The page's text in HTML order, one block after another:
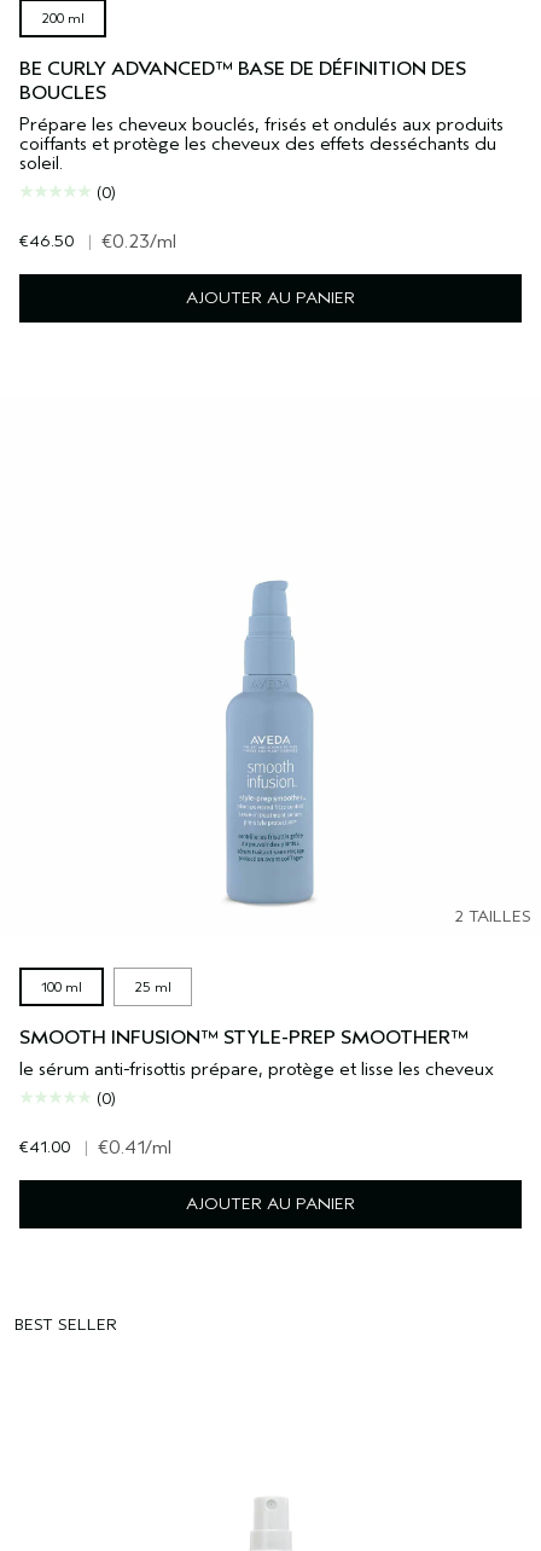
200 ml
BE CURLY ADVANCED™ BASE DE DÉFINITION DES
BOUCLES
Prépare les cheveux bouclés, frisés et ondulés aux produits
coiffants et protège les cheveux des effets desséchants du
soleil.
(0)
€46.50 | €0.23/ml
AJOUTER AU PANIER
2 TAILLES
100 ml 25 ml
SMOOTH INFUSION™ STYLE-PREP SMOOTHER™
le sérum anti-frisottis prépare, protège et lisse les cheveux
(0)
€41.00 | €0.41/ml
AJOUTER AU PANIER
BEST SELLER